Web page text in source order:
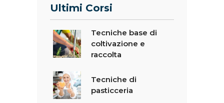
Ultimi Corsi
Tecniche base di
coltivazione e
raccolta
Tecniche di
pasticceria